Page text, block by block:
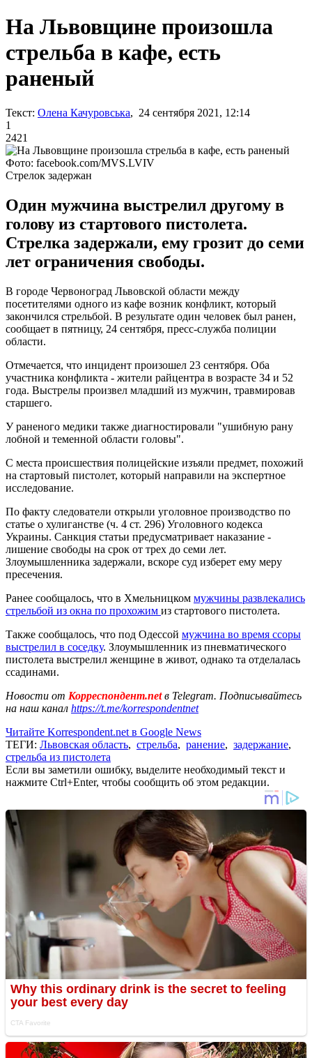
На Львовщине произошла
стрельба в кафе, есть
раненый
Текст: Олена Качуровська, 24 сентября 2021, 12:14
1
2421
Фото: facebook.com/MVS.LVIV
Стрелок задержан
Один мужчина выстрелил другому в
голову из стартового пистолета.
Стрелка задержали, ему грозит до семи
лет ограничения свободы.
В городе Червоноград Львовской области между
посетителями одного из кафе возник конфликт, который
закончился стрельбой. В результате один человек был ранен,
сообщает в пятницу, 24 сентября, пресс-служба полиции
области.
Отмечается, что инцидент произошел 23 сентября. Оба
участника конфликта - жители райцентра в возрасте 34 и 52
года. Выстрелы произвел младший из мужчин, травмировав
старшего.
У раненого медики также диагностировали "ушибную рану
лобной и теменной области головы".
С места происшествия полицейские изъяли предмет, похожий
на стартовый пистолет, который направили на экспертное
исследование.
По факту следователи открыли уголовное производство по
статье о хулиганстве (ч. 4 ст. 296) Уголовного кодекса
Украины. Санкция статьи предусматривает наказание -
лишение свободы на срок от трех до семи лет.
Злоумышленника задержали, вскоре суд изберет ему меру
пресечения.
Ранее сообщалось, что в Хмельницком мужчины развлекались
стрельбой из окна по прохожим из стартового пистолета.
Также сообщалось, что под Одессой мужчина во время ссоры
выстрелил в соседку. Злоумышленник из пневматического
пистолета выстрелил женщине в живот, однако та отделалась
ссадинами.
Новости от Корреспондент.netв Telegram. Подписывайтесь
на наш канал https://t.me/korrespondentnet
Читайте Korrespondent.net в Google News
ТЕГИ: Львовская область, стрельба, ранение, задержание,
стрельба из пистолета
Если вы заметили ошибку, выделите необходимый текст и
нажмите Ctrl+Enter, чтобы сообщить об этом редакции.